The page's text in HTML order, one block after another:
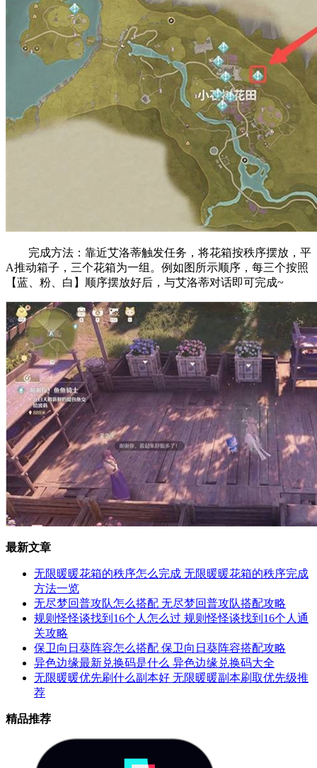
完成方法：靠近艾洛蒂触发任务，将花箱按秩序摆放，平
A推动箱子，三个花箱为一组。例如图所示顺序，每三个按照
【蓝、粉、白】顺序摆放好后，与艾洛蒂对话即可完成~
最新文章
无限暖暖花箱的秩序怎么完成 无限暖暖花箱的秩序完成
方法一览
无尽梦回普攻队怎么搭配 无尽梦回普攻队搭配攻略
规则怪怪谈找到16个人怎么过 规则怪怪谈找到16个人通
关攻略
保卫向日葵阵容怎么搭配 保卫向日葵阵容搭配攻略
异色边缘最新兑换码是什么 异色边缘兑换码大全
无限暖暖优先刷什么副本好 无限暖暖副本刷取优先级推
荐
精品推荐